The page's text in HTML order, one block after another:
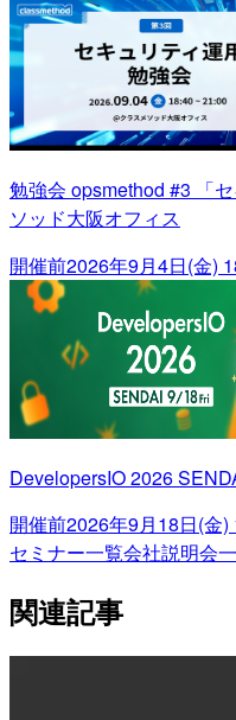
勉強会 opsmethod #3 「
ソッド大阪オフィス
開催前2026年9月4日(金)
DevelopersIO 2026
開催前2026年9月18日(金)
セミナー一覧会社説明会
関連記事